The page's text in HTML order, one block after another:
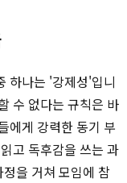
하나는 '강제성'입니
수 없다는 규칙은 바
에게 강력한 동기 부
고 독후감을 쓰는 과
을 거쳐 모임에 참